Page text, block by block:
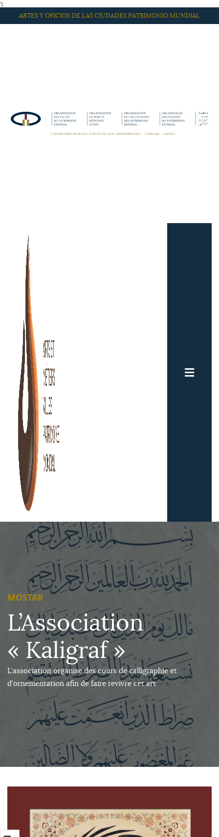
');
ARTES Y OFICIOS DE LAS CIUDADES PATRIMONIO MUNDIAL
MOSTAR
L’Association
« Kaligraf »
L’association organise des cours de calligraphie et
d’ornementation afin de faire revivre cet art